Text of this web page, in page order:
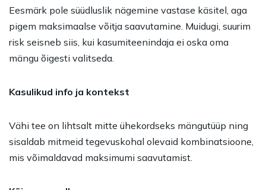
Eesmärk pole süüdluslik nägemine vastase käsitel, aga
pigem maksimaalse võitja saavutamine. Muidugi, suurim
risk seisneb siis, kui kasumiteenindaja ei oska oma
mängu õigesti valitseda.
Kasulikud info ja kontekst
Vähi tee on lihtsalt mitte ühekordseks mängutüüp ning
sisaldab mitmeid tegevuskohal olevaid kombinatsioone,
mis võimaldavad maksimumi saavutamist.